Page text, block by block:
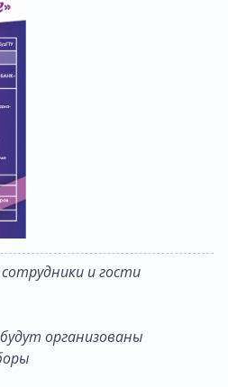
и гости
организованы